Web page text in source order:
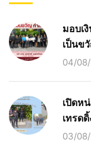
มอบเ
เป็นข
04/
เปิดห
เทรด
03/